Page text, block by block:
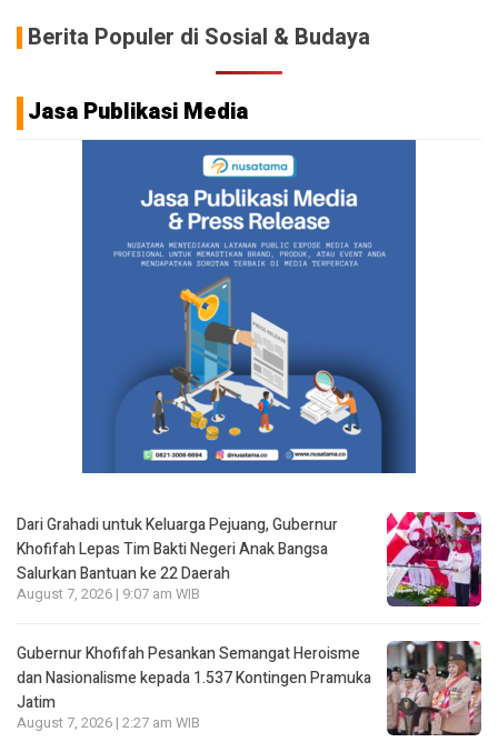
Berita Populer di Sosial & Budaya
Jasa Publikasi Media
Dari Grahadi untuk Keluarga Pejuang, Gubernur
Khofifah Lepas Tim Bakti Negeri Anak Bangsa
Salurkan Bantuan ke 22 Daerah
August 7, 2026 | 9:07 am WIB
Gubernur Khofifah Pesankan Semangat Heroisme
dan Nasionalisme kepada 1.537 Kontingen Pramuka
Jatim
August 7, 2026 | 2:27 am WIB